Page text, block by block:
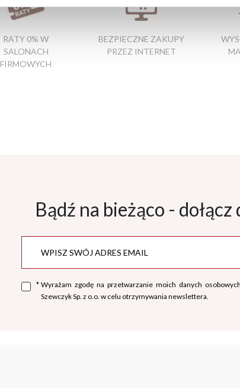
RATY 0% W
SALONACH
FIRMOWYCH
BEZPIECZNE ZAKUPY
PRZEZ INTERNET
Bądź na bieżąco - dołącz
* Wyrażam zgodę na przetwarzanie moich danych
Szewczyk Sp. z o.o. w celu otrzymywania newslettera.